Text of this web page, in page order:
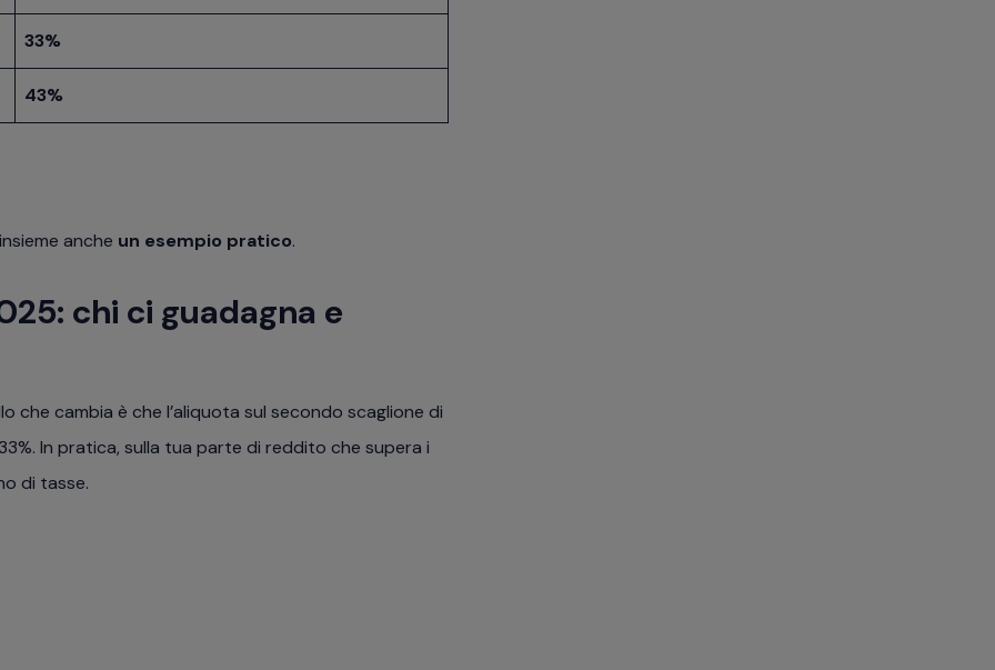
33%
43%
anche un esempio pratico.
chi ci guadagna e
che cambia è che l’aliquota sul secondo scaglione di
In pratica, sulla tua parte di reddito che supera i
di tasse.